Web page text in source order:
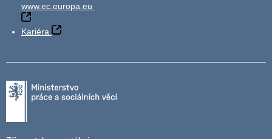
www.ec.europa.eu
Kariéra